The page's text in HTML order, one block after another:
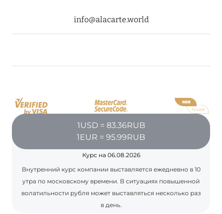
info@alacarte.world
1USD = 83.36RUB
1EUR = 95.99RUB
Курс на 06.08.2026
Внутренний курс компании выставляется ежедневно в 10
утра по московскому времени. В ситуациях повышенной
волатильности рубля может выставляться несколько раз
в день.